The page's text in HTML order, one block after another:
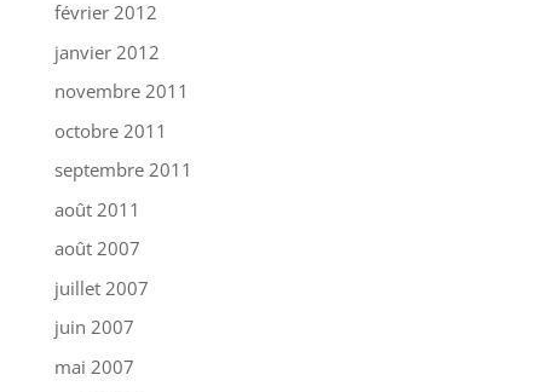
février 2012
janvier 2012
novembre 2011
octobre 2011
septembre 2011
août 2011
août 2007
juillet 2007
juin 2007
mai 2007